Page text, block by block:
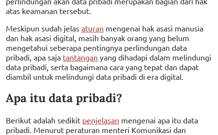
atas keamanan tersebut.
Meskipun sudah jelas aturan mengenai hak asasi manusia
dan hak asasi digital, masih banyak orang yang belum
mengetahui seberapa pentingnya perlindungan data
pribadi, apa saja tantangan yang dihadapi dalam melindungi
data pribadi, serta bagaimana cara yang tepat dan dapat
diambil untuk melindungi data pribadi di era digital.
Apa itu data pribadi?
Berikut adalah sedikit penjelasan mengenai apa itu data
pribadi. Menurut peraturan menteri Komunikasi dan